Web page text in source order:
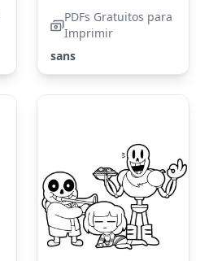
PDFs Gratuitos para
Imprimir
sans